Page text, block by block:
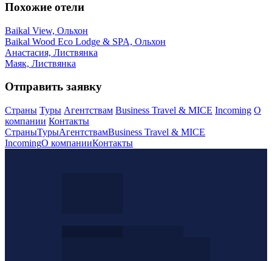
Похожие отели
Baikal View, Ольхон
Baikal Wood Eco Lodge & SPA, Ольхон
Анастасия, Листвянка
Маяк, Листвянка
Отправить заявку
Страны Туры Агентствам Business Travel & MICE Incoming О
компании Контакты
СтраныТурыАгентствамBusiness Travel & MICE
IncomingО компанииКонтакты